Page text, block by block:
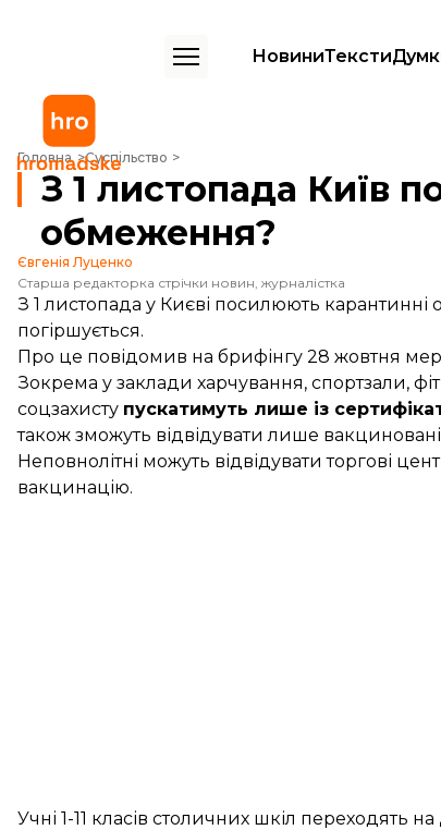
НовиниТексти
Головна Суспільство
З 1 листопада Київ посилює карантин: які обмеження?
З 1 листопада Київ
обмеження?
Євгенія Луценко
Старша редакторка стрічки новин, журналістка
З 1 листопада у Києві посилюють карантинні
погіршується.
Про це повідомив на брифінгу 28 жовтня мер
Зокрема у заклади харчування, спортзали,
соцзахисту пускатимуть лише із
також зможуть відвідувати лише
Неповнолітні можуть відвідувати торгові
вакцинацію.
Учні 1-11 класів столичних шкіл переходять на